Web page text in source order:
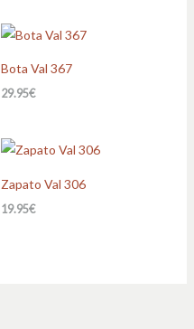
Bota Val 367
29.95€
Zapato Val 306
19.95€